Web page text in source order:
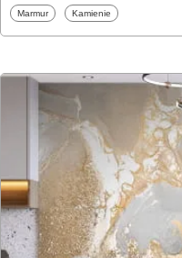
Fototapety
Marmur Fototapety
Kamienie